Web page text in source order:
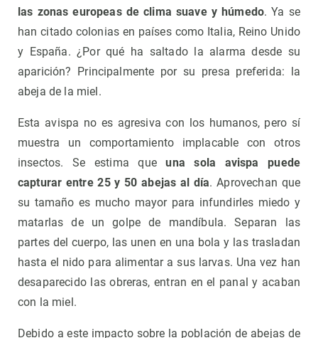
las zonas europeas de clima suave y húmedo. Ya se
han citado colonias en países como Italia, Reino Unido
y España. ¿Por qué ha saltado la alarma desde su
aparición? Principalmente por su presa preferida: la
abeja de la miel.
Esta avispa no es agresiva con los humanos, pero sí
muestra un comportamiento implacable con otros
insectos. Se estima queuna sola avispa puede
capturar entre 25 y 50 abejas al día. Aprovechan que
su tamaño es mucho mayor para infundirles miedo y
matarlas de un golpe de mandíbula. Separan las
partes del cuerpo, las unen en una bola y las trasladan
hasta el nido para alimentar a sus larvas. Una vez han
desaparecido las obreras, entran en el panal y acaban
con la miel.
Debido a este impacto sobre la población de abejas de